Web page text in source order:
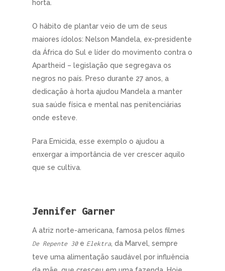
horta.
O hábito de plantar veio de um de seus
maiores ídolos: Nelson Mandela, ex-presidente
da África do Sul e líder do movimento contra o
Apartheid – legislação que segregava os
negros no país. Preso durante 27 anos, a
dedicação à horta ajudou Mandela a manter
sua saúde física e mental nas penitenciárias
onde esteve.
Para Emicida, esse exemplo o ajudou a
enxergar a importância de ver crescer aquilo
que se cultiva.
Jennifer Garner
A atriz norte-americana, famosa pelos filmes
De Repente 30e Elektra, da Marvel, sempre
teve uma alimentação saudável por influência